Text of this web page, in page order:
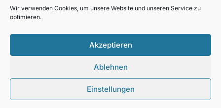
Wir verwenden Cookies, um unsere Website und unseren Service zu
optimieren.
Akzeptieren
Ablehnen
Einstellungen
Datenschutz
Widerrufsrecht
2021 Han Dental